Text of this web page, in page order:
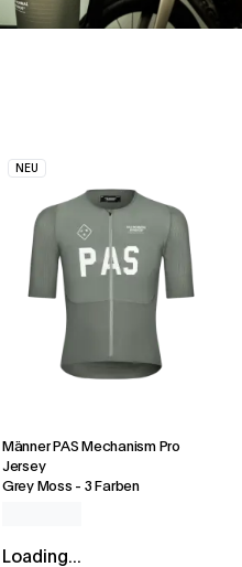
NEU
Männer PAS Mechanism Pro
Jersey
Grey Moss - 3 Farben
Loading...